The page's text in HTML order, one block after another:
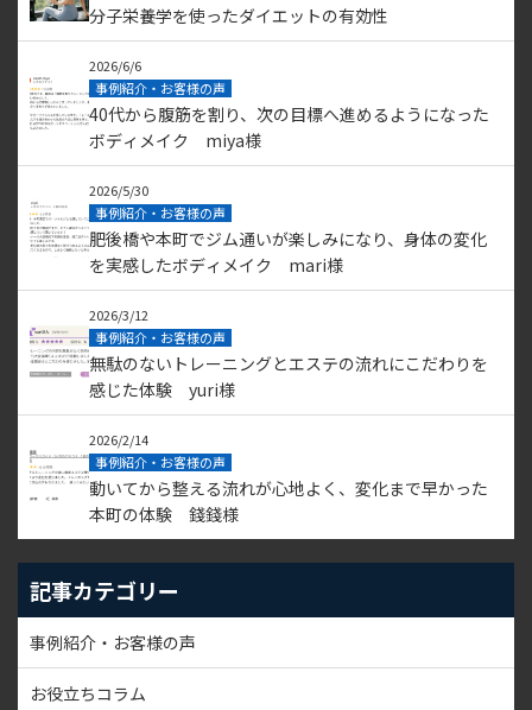
分子栄養学を使ったダイエットの有効性
2026/6/6
事例紹介・お客様の声
40代から腹筋を割り、次の目標へ進めるようになった
ボディメイク miya様
2026/5/30
事例紹介・お客様の声
肥後橋や本町でジム通いが楽しみになり、身体の変化
を実感したボディメイク mari様
2026/3/12
事例紹介・お客様の声
無駄のないトレーニングとエステの流れにこだわりを
感じた体験 yuri様
2026/2/14
事例紹介・お客様の声
動いてから整える流れが心地よく、変化まで早かった
本町の体験 錢錢様
記事カテゴリー
事例紹介・お客様の声
お役立ちコラム